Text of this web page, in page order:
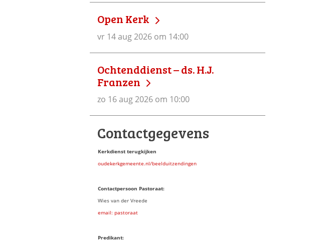
Open Kerk
vr 14 aug 2026 om 14:00
Ochtenddienst – ds. H.J.
Franzen
zo 16 aug 2026 om 10:00
Contactgegevens
Kerkdienst terugkijken
oudekerkgemeente.nl/beelduitzendingen
Contactpersoon Pastoraat:
Wies van der Vreede
email: pastoraat
Predikant: